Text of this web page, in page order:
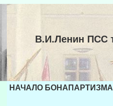
В.И.Ленин ПСС
НАЧАЛО БОНАПАРТИЗМА